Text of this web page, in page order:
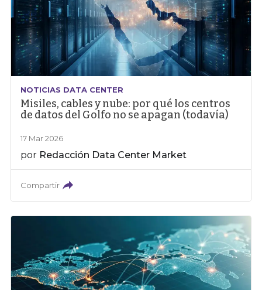
NOTICIAS DATA CENTER
Misiles, cables y nube: por qué los centros
de datos del Golfo no se apagan (todavía)
17 Mar 2026
por Redacción Data Center Market
Compartir